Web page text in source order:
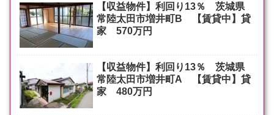
【収益物件】利回り13％ 茨城県
常陸太田市増井町B 【賃貸中】貸
家 570万円
【収益物件】利回り13％ 茨城県
常陸太田市増井町A 【賃貸中】貸
家 480万円